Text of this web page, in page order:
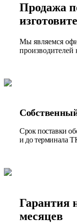
Продажа
Мы являемся
производителей
Срок поставки
и до терминала
Гарантия
месяцев